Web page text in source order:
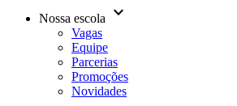
Nossa escola keyboard_arrow_down
Vagas
Equipe
Parcerias
Promoções
Novidades